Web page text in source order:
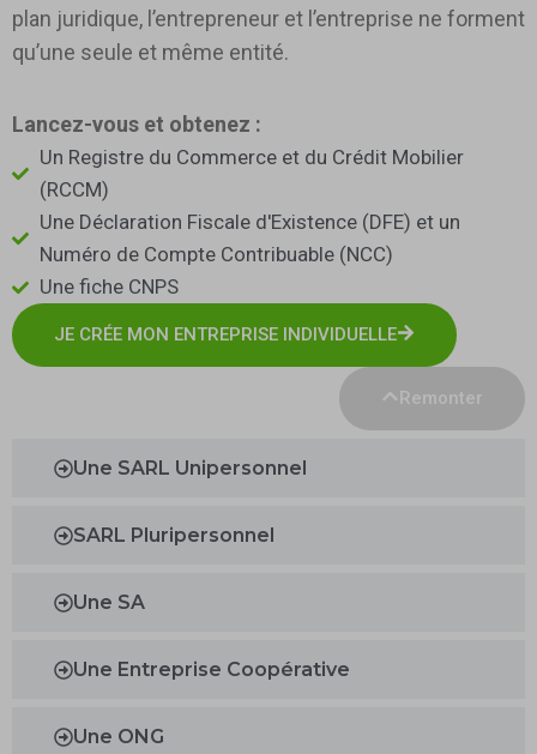
Une SARL Unipersonnel
SARL Pluripersonnel
Une SA
Une Entreprise Coopérative
Une ONG
plan juridique, l’entrepreneur et l’entreprise ne forment
qu’une seule et même entité.
Lancez-vous et obtenez :
Un Registre du Commerce et du Crédit Mobilier
(RCCM)
Une Déclaration Fiscale d'Existence (DFE) et un
Numéro de Compte Contribuable (NCC)
Une fiche CNPS
JE CRÉE MON ENTREPRISE INDIVIDUELLE
Remonter